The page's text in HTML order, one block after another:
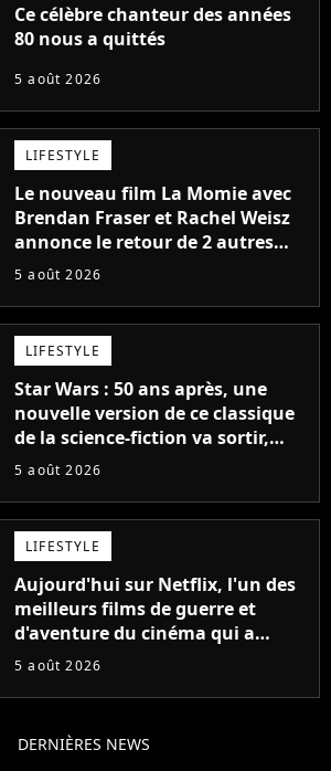
Ce célèbre chanteur des années
80 nous a quittés
5 août 2026
LIFESTYLE
Le nouveau film La Momie avec
Brendan Fraser et Rachel Weisz
annonce le retour de 2 autres
personnages emblématiques de
5 août 2026
LIFESTYLE
Star Wars : 50 ans après, une
nouvelle version de ce classique
de la science-fiction va sortir,
mais on ne la verra jamais en
5 août 2026
LIFESTYLE
Aujourd'hui sur Netflix, l'un des
meilleurs films de guerre et
d'aventure du cinéma qui a
connu un succès retentissant à
5 août 2026
DERNIÈRES NEWS